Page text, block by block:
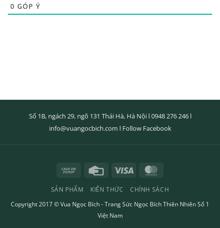
0 GÓP Ý
Số 1B, ngách 29, ngõ 131 Thái Hà, Hà Nội l0948 276 246l
info@vuangocbich.com l Follow Facebook
Cash
Pickup
Credit
Visa
SẢN PHẨM KIẾN THỨC CHÍNH SÁCH
Copyright 2017 © Vua Ngọc Bích - Trang Sức Ngọc Bích Thiên Nhiên Số 1
Việt Nam